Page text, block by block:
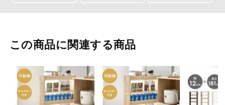
この商品に関連する商品